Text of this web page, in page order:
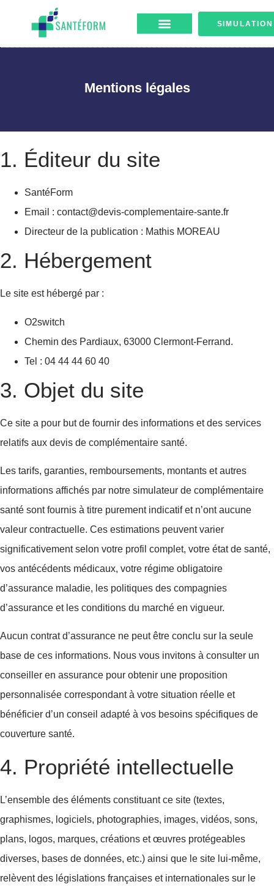
SIMULATION
Mentions légales
1. Éditeur du site
SantéForm
Email : contact@devis-complementaire-sante.fr
Directeur de la publication : Mathis MOREAU
2. Hébergement
Le site est hébergé par :
O2switch
Chemin des Pardiaux, 63000 Clermont-Ferrand.
Tel : 04 44 44 60 40
3. Objet du site
Ce site a pour but de fournir des informations et des services
relatifs aux devis de complémentaire santé.
Les tarifs, garanties, remboursements, montants et autres
informations affichés par notre simulateur de complémentaire
santé sont fournis à titre purement indicatif et n’ont aucune
valeur contractuelle. Ces estimations peuvent varier
significativement selon votre profil complet, votre état de santé,
vos antécédents médicaux, votre régime obligatoire
d’assurance maladie, les politiques des compagnies
d’assurance et les conditions du marché en vigueur.
Aucun contrat d’assurance ne peut être conclu sur la seule
base de ces informations. Nous vous invitons à consulter un
conseiller en assurance pour obtenir une proposition
personnalisée correspondant à votre situation réelle et
bénéficier d’un conseil adapté à vos besoins spécifiques de
couverture santé.
4. Propriété intellectuelle
L’ensemble des éléments constituant ce site (textes,
graphismes, logiciels, photographies, images, vidéos, sons,
plans, logos, marques, créations et œuvres protégeables
diverses, bases de données, etc.) ainsi que le site lui-même,
relèvent des législations françaises et internationales sur le